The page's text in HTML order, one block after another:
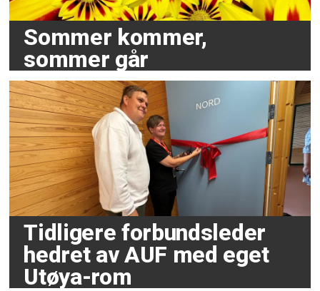
Sommer kommer,
sommer går
Tidligere forbundsleder
hedret av AUF med eget
Utøya-rom